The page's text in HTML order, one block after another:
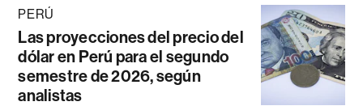
PERÚ
Las proyecciones del precio del
dólar en Perú para el segundo
semestre de 2026, según
analistas